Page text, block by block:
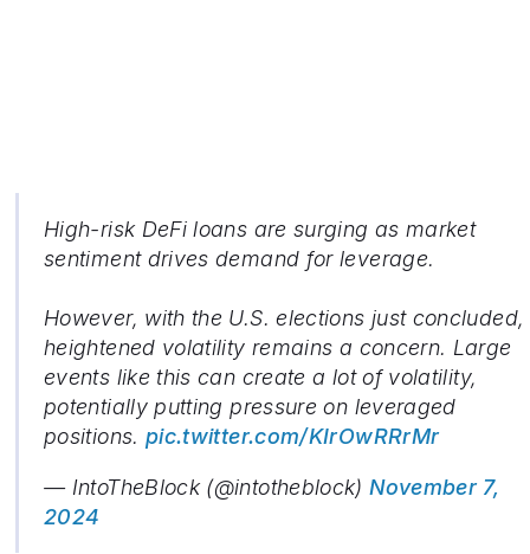
High-risk DeFi loans are surging as market
sentiment drives demand for leverage.
However, with the U.S. elections just concluded,
heightened volatility remains a concern. Large
events like this can create a lot of volatility,
potentially putting pressure on leveraged
positions. pic.twitter.com/KIrOwRRrMr
— IntoTheBlock (@intotheblock)November 7,
2024